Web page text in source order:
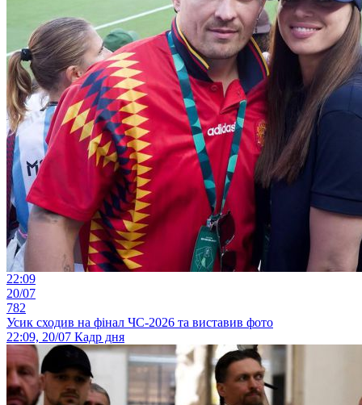
22:09
20/07
782
Усик сходив на фінал ЧС-2026 та виставив фото
22:09, 20/07 Кадр дня